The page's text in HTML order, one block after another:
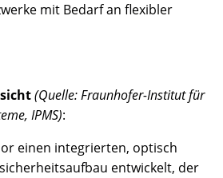
mit Bedarf an flexibler
(Quelle: Fraunhofer-Institut für
IPMS):
einen integrierten, optisch
entwickelt, der